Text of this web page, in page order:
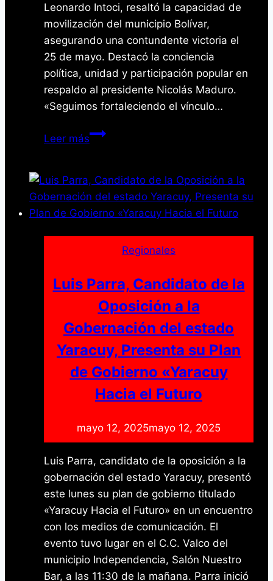
Leonardo Intoci, resaltó la capacidad de
movilización del municipio Bolívar,
asegurando una contundente victoria el
25 de mayo. Destacó la conciencia
política, unidad y participación popular en
respaldo al presidente Nicolás Maduro.
«Seguimos fortaleciendo el vínculo…
Leer másIntoci
en
Bolívar
y
maquinaria
para
25
de
mayo
Regionales
Luis Parra, Candidato de la
Oposición a la
Gobernación del estado
Yaracuy, Presenta su Plan
de Gobierno «Yaracuy
Hacia el Futuro
mayo 12, 2025mayo 12, 2025
Luis Parra, candidato de la oposición a la
gobernación del estado Yaracuy, presentó
este lunes su plan de gobierno titulado
«Yaracuy Hacia el Futuro» en un encuentro
con los medios de comunicación. El
evento tuvo lugar en el C.C. Valco del
municipio Independencia, Salón Nuestro
Bar, a las 11:30 de la mañana. Parra inició